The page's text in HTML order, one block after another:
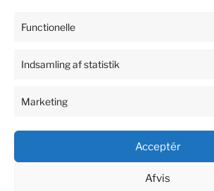
Functionelle
Indsamling af statistik
Marketing
Acceptér
Afvis